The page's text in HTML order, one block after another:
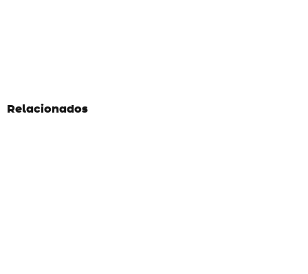
Relacionados